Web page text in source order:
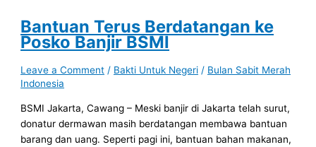
Bantuan Terus Berdatangan ke
Posko Banjir BSMI
Leave a Comment / Bakti Untuk Negeri / Bulan Sabit Merah
Indonesia
BSMI Jakarta, Cawang – Meski banjir di Jakarta telah surut,
donatur dermawan masih berdatangan membawa bantuan
barang dan uang. Seperti pagi ini, bantuan bahan makanan,